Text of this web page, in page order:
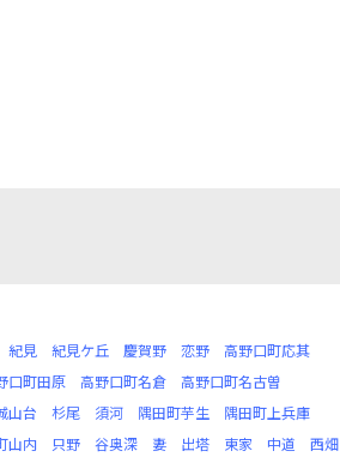
紀見 紀見ケ丘 慶賀野 恋野
高野口町応其
口町田原 高野口町名倉
高野口町名古曽
山台 杉尾 須河 隅田町芋生
隅田町上兵庫
山内 只野 谷奥深 妻 出塔 東家 中道
西畑